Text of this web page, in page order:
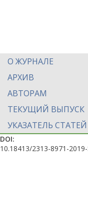
О ЖУРНАЛЕ
АРХИВ
АВТОРАМ
ТЕКУЩИЙ ВЫПУСК
УКАЗАТЕЛЬ СТАТЕЙ
DOI:
10.18413/2313-8971-